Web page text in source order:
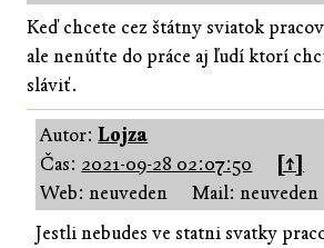
Keď chcete cez štátny sviatok
ale nenúťte do práce aj ľudí ktorí
sláviť.
Autor:Lojza
Čas: 2021-09-28 02:07:50
[↑]
Web: neuveden
Mail: neuveden
Jestli nebudes ve statni svatky